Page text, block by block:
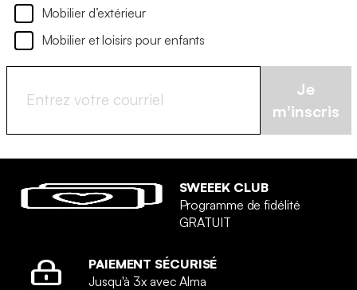
Mobilier d’extérieur
Mobilier et loisirs pour enfants
Je
m'inscris
SWEEEK CLUB
Programme de fidélité
GRATUIT
PAIEMENT SÉCURISÉ
Jusqu'à 3x avec Alma